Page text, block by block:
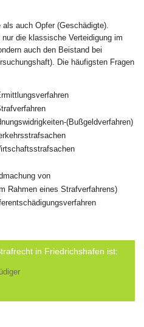
auch Opfer (Geschädigte).
die klassische Verteidigung im
auch den Beistand bei
Die häufigsten Fragen
(Bußgeldverfahren)
von
Rahmen eines Strafverfahrens)
in Friedrichshafen ist: